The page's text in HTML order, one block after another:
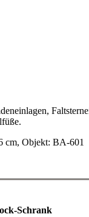
cm, Objekt: BA-601
Schrank